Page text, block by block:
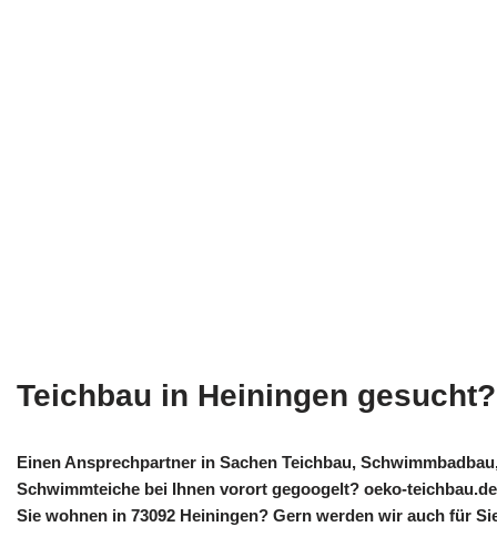
Teichbau in Heiningen gesucht?
Einen Ansprechpartner in Sachen Teichbau,
Schwimmteiche bei Ihnen vorort gegoogelt? oeko-
Sie wohnen in 73092 Heiningen? Gern werden wir auch für